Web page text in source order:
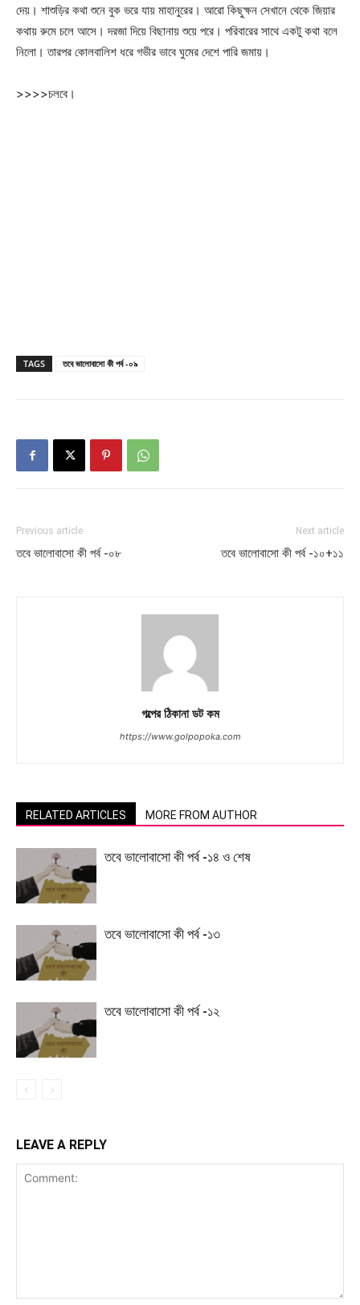
দেয়। শাশুড়ির কথা শুনে বুক ভরে যায় মাহানুরের। আরো কিছুক্ষন সেখানে থেকে জিয়ার
কথায় রুমে চলে আসে। দরজা দিয়ে বিছানায় শুয়ে পরে। পরিবারের সাথে একটু কথা বলে
নিলো। তারপর কোলবালিশ ধরে গভীর ভাবে ঘুমের দেশে পারি জমায়।
>>>>চলবে।
TAGS তবে ভালোবাসো কী পর্ব -০৯
Previous article
তবে ভালোবাসো কী পর্ব -০৮
Next article
তবে ভালোবাসো কী পর্ব -১০+১১
গল্পের ঠিকানা ডট কম
https://www.golpopoka.com
RELATED ARTICLES MORE FROM AUTHOR
তবে ভালোবাসো কী পর্ব -১৪ ও শেষ
তবে ভালোবাসো কী পর্ব -১৩
তবে ভালোবাসো কী পর্ব -১২
LEAVE A REPLY